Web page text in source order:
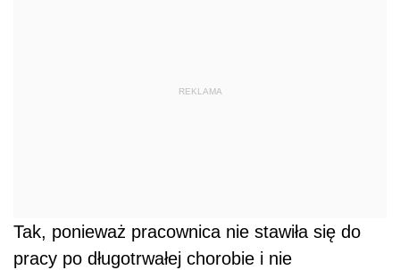
REKLAMA
Tak, ponieważ pracownica nie stawiła się do
pracy po długotrwałej chorobie i nie